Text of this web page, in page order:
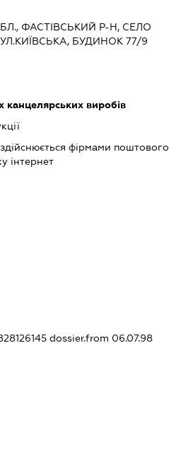
ФАСТІВСЬКИЙ Р-Н, СЕЛО
БУДИНОК 77/9
виробів
фірмами поштового
інтернет
dossier.from 06.07.98